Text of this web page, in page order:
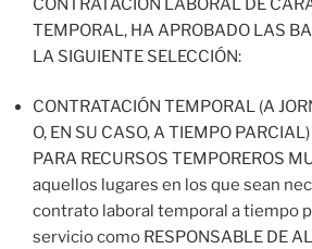
CONTRATACIÓN LABORAL DE
TEMPORAL, HA APROBADO LAS
LA SIGUIENTE SELECCIÓN:
CONTRATACIÓN TEMPORAL (A
O, EN SU CASO, A TIEMPO
PARA RECURSOS TEMPOREROS
aquellos lugares en los que sean
contrato laboral temporal a tiempo
servicio como RESPONSABLE DE